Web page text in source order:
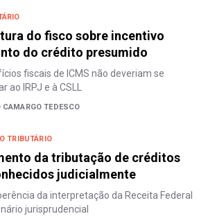
do fisco sobre incentivo
do crédito presumido
fiscais de ICMS não deveriam se
ao IRPJ e à CSLL
CAMARGO TEDESCO
TRIBUTÁRIO
da tributação de créditos
judicialmente
da interpretação da Receita Federal
jurisprudencial